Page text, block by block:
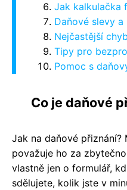
Jak kalkulačka
Daňové slevy a
Nejčastější
Tipy pro
Pomoc s
Co je daňové
Jak na daňové přiznání?
považuje ho za
vlastně jen o formulář,
sdělujete, kolik jste v